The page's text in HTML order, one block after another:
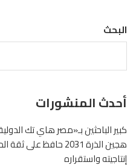
البحث
أحدث المنشورات
كبير الباحثين بـ«مصر هاي تك
إنتاجيته واستقراره